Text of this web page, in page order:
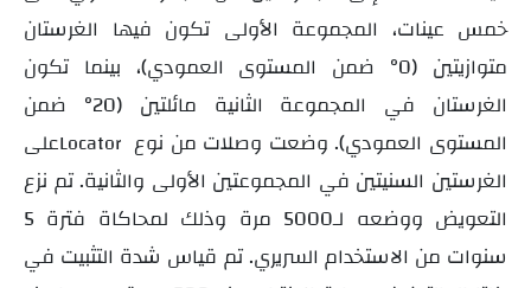
خمس عينات، المجموعة الأولى تكون فيها الغرستان
متوازيتين (0° ضمن المستوى العمودي)، بينما تكون
الغرستان في المجموعة الثانية مائلتين (20° ضمن
المستوى العمودي). وضعت وصلات من نوع Locatorعلى
الغرستين السنيتين في المجموعتين الأولى والثانية. تم نزع
التعويض ووضعه لـ5000 مرة وذلك لمحاكاة فترة 5
سنوات من الاستخدام السريري. تم قياس شدة التثبيت في